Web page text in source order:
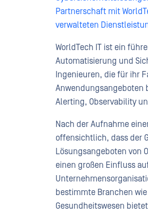
Partnerschaft mit
verwalteten
WorldTech IT ist ein
Automatisierung und
Ingenieuren, die für ihr
Anwendungsangeboten
Alerting, Observability
Nach der Aufnahme
offensichtlich, dass der
Lösungsangeboten von
einen großen Einfluss
bestimmte Branchen
Gesundheitswesen